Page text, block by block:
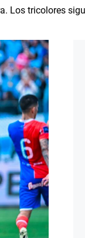
Los tricolores